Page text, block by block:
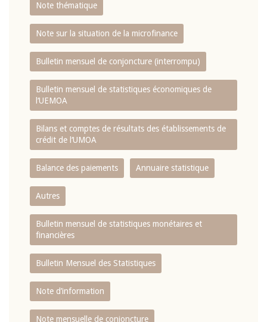
Note thématique
Note sur la situation de la microfinance
Bulletin mensuel de conjoncture (interrompu)
Bulletin mensuel de statistiques économiques de
l‘UEMOA
Bilans et comptes de résultats des établissements de
crédit de l‘UMOA
Balance des paiements Annuaire statistique
Autres
Bulletin mensuel de statistiques monétaires et
financières
Bulletin Mensuel des Statistiques
Note d’information
Note mensuelle de conjoncture